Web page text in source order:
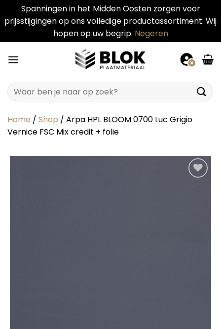
Spanningen in het Midden Oosten zorgen voor
prijsstijgingen op ons volledige productassortiment. Wij
hopen op uw begrip. Negeren
naar
Zoeken
naar:
Home / Shop / Arpa HPL BLOOM 0700 Luc Grigio
Vernice FSC Mix credit + folie